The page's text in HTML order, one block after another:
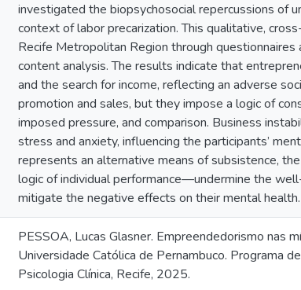
investigated the biopsychosocial repercussions of
context of labor precarization. This qualitative,
Recife Metropolitan Region through
content analysis. The results indicate that
and the search for income, reflecting an adverse
promotion and sales, but they impose a logic of
imposed pressure, and comparison. Business
stress and anxiety, influencing the participants’
represents an alternative means of subsistence,
logic of individual performance—undermine the
mitigate the negative effects on their mental health.
PESSOA, Lucas Glasner. Empreendedorismo nas
Universidade Católica de Pernambuco. Programa
Psicologia Clínica, Recife, 2025.